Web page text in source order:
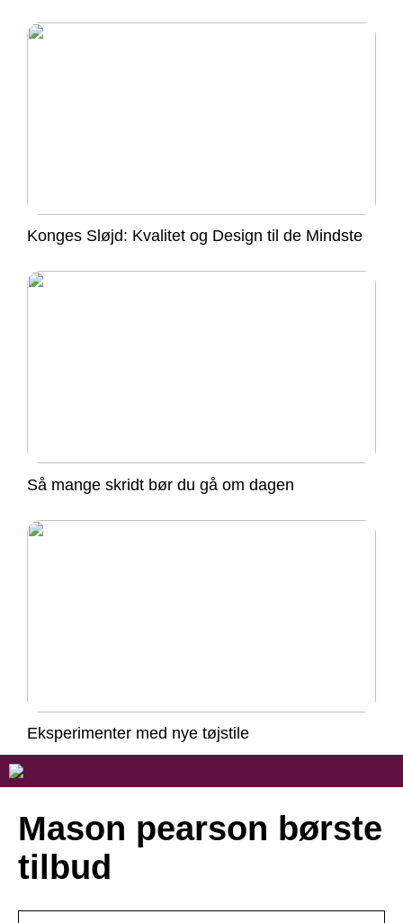
Konges Sløjd: Kvalitet og Design til de Mindste
Så mange skridt bør du gå om dagen
Eksperimenter med nye tøjstile
Mason pearson børste
tilbud